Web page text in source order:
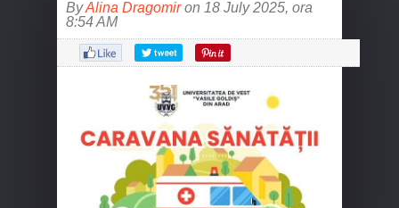
ByAlina Dragomiron 18 July 2025, ora
8:54 AM